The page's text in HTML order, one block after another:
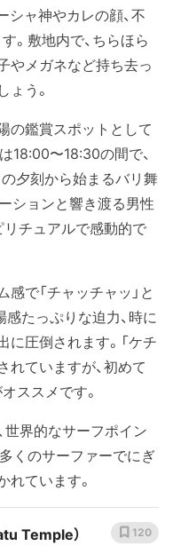
シャ神やカレの顔、不
。敷地内で、ちらほら
やメガネなど持ち去っ
ょう。
の鑑賞スポットとして
18:00〜18:30の間で、
夕刻から始まるバリ舞
ションと響き渡る男性
リチュアルで感動的で
で「チャッチャッ」と
たっぷりな迫力、時に
に圧倒されます。「ケチ
れていますが、初めて
ススメです。
世界的なサーフポイン
くのサーファーでにぎ
れています。
Temple） 120